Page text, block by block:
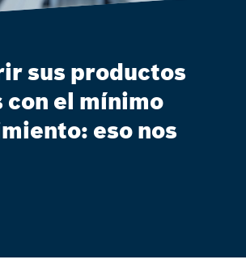
sus productos
con el mínimo
eso nos